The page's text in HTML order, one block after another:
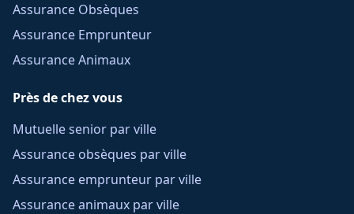
Assurance Obsèques
Assurance Emprunteur
Assurance Animaux
Près de chez vous
Mutuelle senior par ville
Assurance obsèques par ville
Assurance emprunteur par ville
Assurance animaux par ville